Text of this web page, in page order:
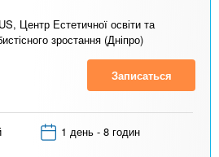
Центр Естетичної освіти та
зростання (Дніпро)
Записаться
1 день - 8 годин